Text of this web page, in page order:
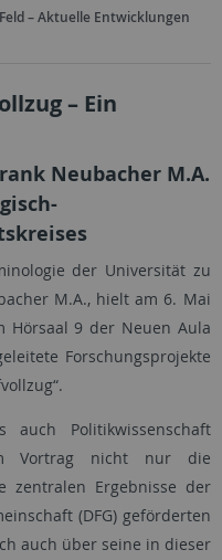
– Aktuelle Entwicklungen
– Ein
Neubacher M.A.
der Universität zu
M.A., hielt am 6. Mai
Hörsaal 9 der Neuen Aula
Forschungsprojekte
Politikwissenschaft
Vortrag nicht nur die
zentralen Ergebnisse der
(DFG) geförderten
auch über seine in dieser